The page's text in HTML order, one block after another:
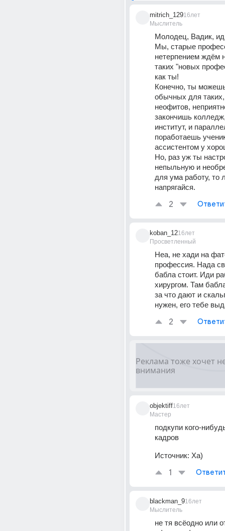
mitrich_129
Мыслитель
16лет
Молодец, Вадик,
Мы, старые
нетерпением ждём
таких "новых
как ты!
Конечно, ты
обычных для
неофитов,
закончишь
институт, и
поработаешь
ассистентом у
Но, раз уж ты
непыльную и
для ума работу, то
напрягайся.
2
koban_12
Просветленный
16лет
Неа, не хади на
профессия. Нада
бабла стоит. Иди
хирургом. Там
за что дают и
нужен, его тебе
2
objektiff
Мастер
16лет
подкупи кого-
кадров
Источник: Ха)
1
blackman_9
Мыслитель
16лет
не тя всёодно или